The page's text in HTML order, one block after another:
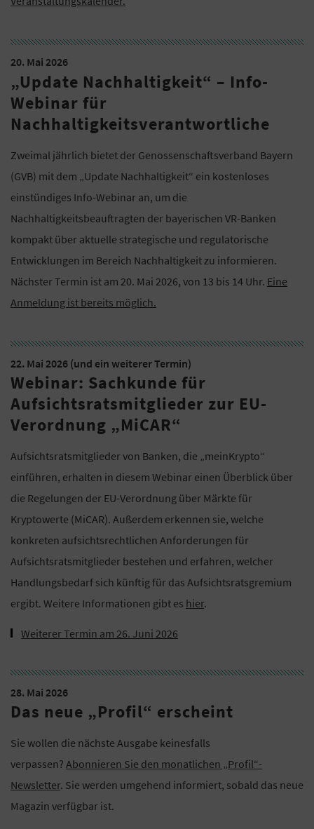
20. Mai 2026
„Update Nachhaltigkeit“ – Info-
Webinar für
Nachhaltigkeitsverantwortliche
Zweimal jährlich bietet der Genossenschaftsverband Bayern
(GVB) mit dem „Update Nachhaltigkeit“ ein kostenloses
einstündiges Info-Webinar an, um die
Nachhaltigkeitsbeauftragten der bayerischen VR-Banken
kompakt über aktuelle strategische und regulatorische
Entwicklungen im Bereich Nachhaltigkeit zu informieren.
Nächster Termin ist am 20. Mai 2026, von 13 bis 14 Uhr. Eine
Anmeldung ist bereits möglich.
22. Mai 2026 (und ein weiterer Termin)
Webinar: Sachkunde für
Aufsichtsratsmitglieder zur EU-
Verordnung „MiCAR“
Aufsichtsratsmitglieder von Banken, die „meinKrypto“
einführen, erhalten in diesem Webinar einen Überblick über
die Regelungen der EU-Verordnung über Märkte für
Kryptowerte (MiCAR). Außerdem erkennen sie, welche
konkreten aufsichtsrechtlichen Anforderungen für
Aufsichtsratsmitglieder bestehen und erfahren, welcher
Handlungsbedarf sich künftig für das Aufsichtsratsgremium
ergibt. Weitere Informationen gibt es hier.
Weiterer Termin am 26. Juni 2026
28. Mai 2026
Das neue „Profil“ erscheint
Sie wollen die nächste Ausgabe keinesfalls
verpassen? Abonnieren Sie den monatlichen „Profil“-
Newsletter. Sie werden umgehend informiert, sobald das neue
Magazin verfügbar ist.